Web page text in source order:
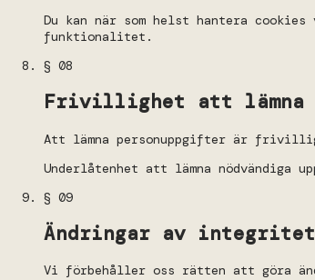
Du kan när som helst hantera
funktionalitet.
§ 08
Frivillighet att lämna
Att lämna personuppgifter är
Underlåtenhet att lämna nödvändiga
§ 09
Ändringar av
Vi förbehåller oss rätten att göra